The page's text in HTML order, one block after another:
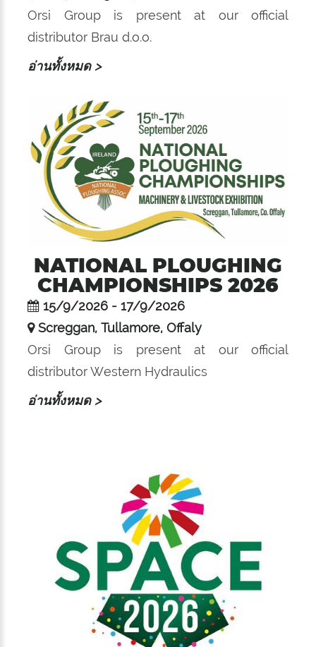
Orsi Group is present at our official
distributor Brau d.o.o.
อ่านทั้งหมด >
NATIONAL PLOUGHING
CHAMPIONSHIPS 2026
15/9/2026 - 17/9/2026
Screggan, Tullamore, Offaly
Orsi Group is present at our official
distributor Western Hydraulics
อ่านทั้งหมด >